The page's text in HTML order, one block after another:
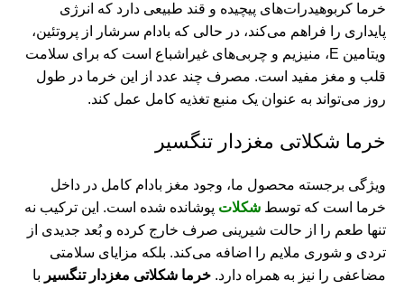
خرما کربوهیدرات‌های پیچیده و قند طبیعی دارد که انرژی
پایداری را فراهم می‌کند، در حالی که بادام سرشار از پروتئین،
ویتامین E، منیزیم و چربی‌های غیراشباع است که برای سلامت
قلب و مغز مفید است. مصرف چند عدد از این خرما در طول
روز می‌تواند به عنوان یک منبع تغذیه کامل عمل کند.
خرما شکلاتی مغزدار تنگسیر
ویژگی برجسته محصول ما، وجود مغز بادام کامل در داخل
خرما است که توسط شکلات پوشانده شده است. این ترکیب نه
تنها طعم را از حالت شیرینی صرف خارج کرده و بُعد جدیدی از
تردی و شوری ملایم را اضافه می‌کند. بلکه مزایای سلامتی
مضاعفی را نیز به همراه دارد. خرما شکلاتی مغزدار تنگسیر با